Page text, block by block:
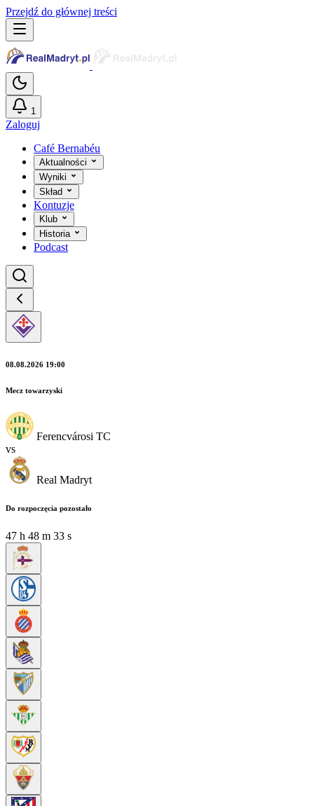
Przejdź do głównej treści
1
Zaloguj
Café Bernabéu
Aktualności
Wyniki
Skład
Kontuzje
Klub
Historia
Podcast
08.08.2026 19:00
Mecz towarzyski
Ferencvárosi TC
vs
Real Madryt
Do rozpoczęcia pozostało
47 h 48 m 32 s